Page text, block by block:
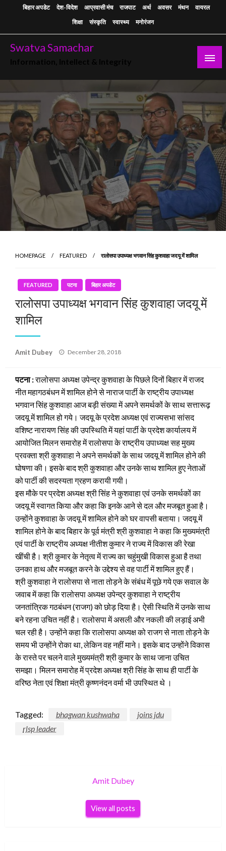
बिहार अपडेट देश-विदेश आप्रवासी मंच राजपाट अर्थ अवसर मंथन
वायरल
शिक्षा
संस्कृति स्वास्थ्य मनोरंजन
Swatva Samachar
HOMEPAGE FEATURED रालोसपा उपाध्यक्ष भगवान सिंह कुशवाहा जदयू में शामिल
FEATURED पटना बिहार अपडेट
रालोसपा उपाध्यक्ष भगवान सिंह कुशवाहा जदयू में
शामिल
Amit Dubey
Posted
December 28, 2018
पटना :रालोसपा अध्यक्ष उपेन्द्र कुशवाहा के पिछले दिनों बिहार में राजद
नीत महागठबंधन में शामिल होने से नाराज पार्टी के राष्ट्रीय उपाध्यक्ष
भगवान सिंह कुशवाहा आज बड़ी संख्या में अपने समर्थकों के साथ सत्तारूढ़
जदयू में शामिल हो गये। जदयू के प्रदेश अध्यक्ष एवं राज्यसभा सांसद
वशिष्ट नारायण सिंह की उपस्थिति में यहां पार्टी के प्रदेश कार्यालय में
आयोजित मिलन समारोह में रालोसपा के राष्ट्रीय उपाध्यक्ष सह मुख्य
प्रवक्ता श्री कुशवाहा ने अपने समर्थकों के साथ जदयू में शामिल होने की
घोषणा की। इसके बाद श्री कुशवाहा और उनके साथ शामिल हुए नेताओं
को पार्टी की सदस्यता ग्रहण करायी गयी।
इस मौके पर प्रदेश अध्यक्ष श्री सिंह ने कुशवाहा एवं उनके समर्थकों का
जदयू में स्वागत किया और कहा कि इनके आने से दल और मजबूत हुआ है।
उन्होंने कुशवाहा के जदयू में शामिल होने को घर वापसी बताया। जदयू में
शामिल होने के बाद बिहार के पूर्व मंत्री श्री कुशवाहा ने कहा कि मुख्यमंत्री
एवं पार्टी के राष्ट्रीय अध्यक्ष नीतीश कुमार ने राज्य में विकास की रेखा
खींची है। श्री कुमार के नेतृत्व में राज्य का चहुंमुखी विकास हुआ है तथा
उनका हाथ और मजबूत करने के उद्देश्य से वह पार्टी में शामिल हुए हैं।
श्री कुशवाहा ने रालोसपा से नाता तोड़ने के संबंध में पूछे गये एक सवाल के
जवाब में कहा कि रालोसपा अध्यक्ष उपेन्द्र कुशवाहा ने राष्ट्रीय
जनतांत्रिक गठबंधन (राजग) को छोड़ दिया है। ऐसी स्थिति में उनके साथ
बने रहना उचित नहीं है। रालोसपा में असली और नकली की लड़ाई अभी
चल रही है। उन्होंने कहा कि रालोसपा अध्यक्ष को राजग से नाता तोड़ने के
समय भी उन्होंने रोका था, लेकिन वह नहीं माने। इसके बाद उन्होंने विकास
के रास्ते पर चलने वाले मुख्यमंत्री श्री कुमार के साथ जाना उचित
समझा। मिलन समारोह में प्रदेश अध्यक्ष श्री सिंह के साथ ही पार्टी के
वरिष्ठ नेता एवं शिक्षा मंत्री कृष्णनंदन वर्मा भी उपस्थित थे ।
Tagged: bhagwan kushwaha
joins jdu
rlsp leader
Amit Dubey
View all posts